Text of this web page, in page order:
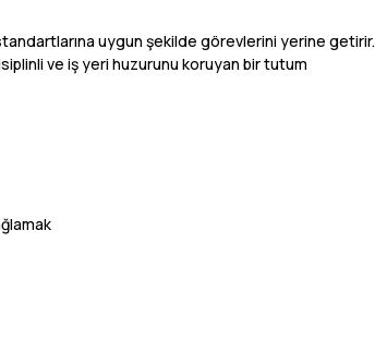
uygun şekilde görevlerini yerine getirir.
ve iş yeri huzurunu koruyan bir tutum